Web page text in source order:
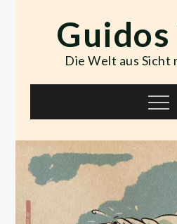
content
Die Welt aus Sicht
Menu